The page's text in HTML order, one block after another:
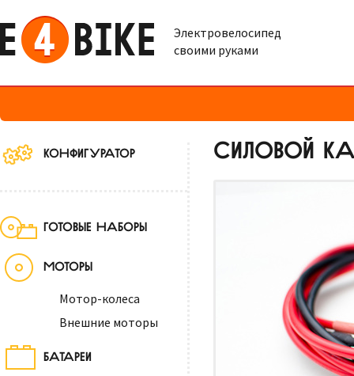
Электровелосипед
своими руками
КОНФИГУРАТОР
ГОТОВЫЕ НАБОРЫ
МОТОРЫ
Мотор-колеса
Внешние моторы
БАТАРЕИ
СИЛОВОЙ